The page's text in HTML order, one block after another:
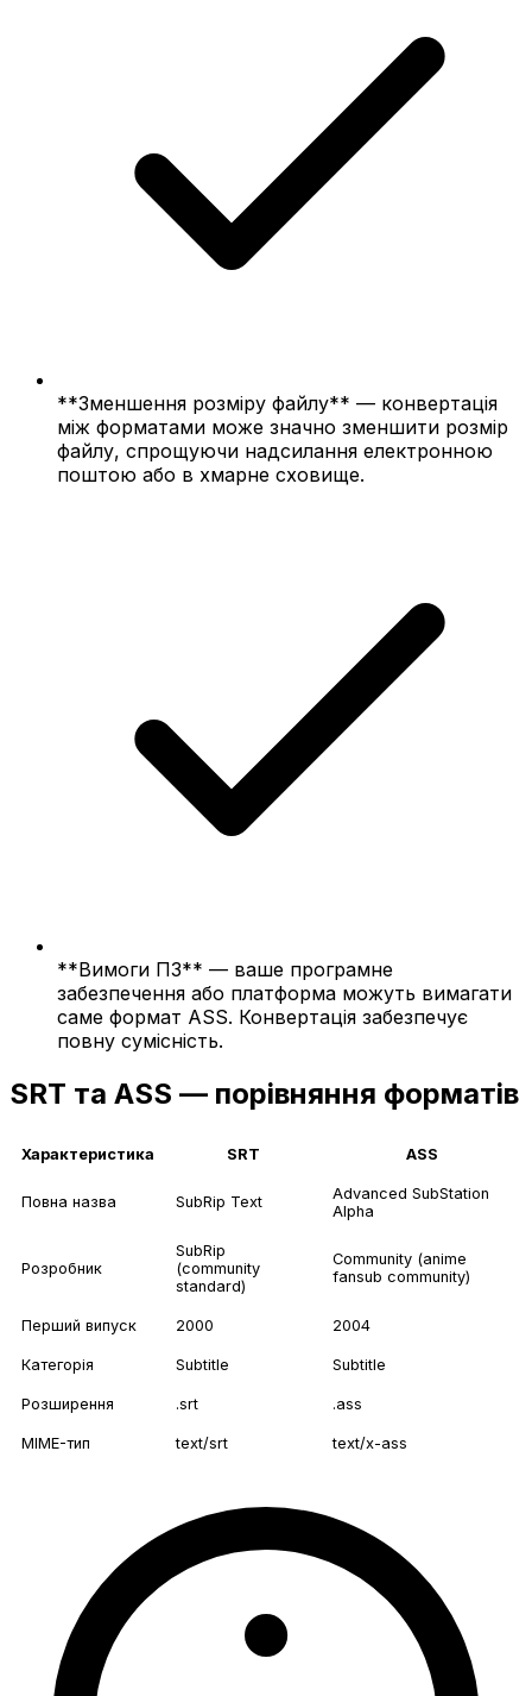
**Зменшення розміру файлу** — конвертація
між форматами може значно зменшити розмір
файлу, спрощуючи надсилання електронною
поштою або в хмарне сховище.
**Вимоги ПЗ** — ваше програмне
забезпечення або платформа можуть вимагати
саме формат ASS. Конвертація забезпечує
повну сумісність.
SRT та ASS — порівняння форматів
Характеристика SRT ASS
Повна назва SubRip Text
Advanced SubStation
Alpha
Розробник
SubRip
(community
standard)
Community (anime
fansub community)
Перший випуск 2000 2004
Категорія Subtitle Subtitle
Розширення .srt .ass
MIME-тип text/srt text/x-ass